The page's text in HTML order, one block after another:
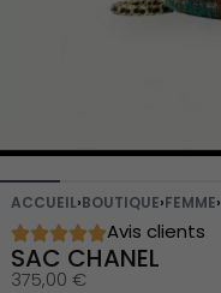
ACCUEIL›BOUTIQUE›FEMME›
Avis clients
SAC CHANEL
375,00 €